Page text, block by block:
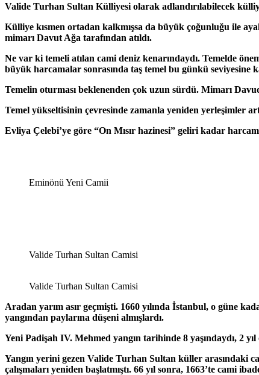
Valide Turhan Sultan Külliyesi olarak adlandırılabilecek
Külliye kısmen ortadan kalkmışsa da büyük çoğunluğu ile
mimarı Davut Ağa tarafından atıldı.
Ne var ki temeli atılan cami deniz kenarındaydı. Temelde
büyük harcamalar sonrasında taş temel bu günkü seviyesine
Temelin oturması beklenenden çok uzun sürdü. Mimarı
Temel yükseltisinin çevresinde zamanla yeniden yerleşimler
Evliya Çelebi’ye göre “On Mısır hazinesi” geliri kadar
Eminönü Yeni Camii
Valide Turhan Sultan Camisi
Valide Turhan Sultan Camisi
Aradan yarım asır geçmişti. 1660 yılında İstanbul, o güne
yangından paylarına düşeni almışlardı.
Yeni Padişah IV. Mehmed yangın tarihinde 8 yaşındaydı, 2
Yangın yerini gezen Valide Turhan Sultan küller arasındaki
çalışmaları yeniden başlatmıştı. 66 yıl sonra, 1663’te cami